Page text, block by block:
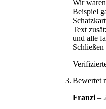
Wir
Beispiel
Text
und alle
Schließen
Bewertet
Franzi –